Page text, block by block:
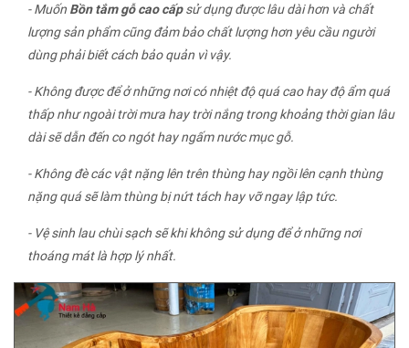
- Muốn Bồn tắm gỗ cao cấpsử dụng được lâu dài hơn và chất
lượng sản phẩm cũng đảm bảo chất lượng hơn yêu cầu người
dùng phải biết cách bảo quản vì vậy.
- Không được để ở những nơi có nhiệt độ quá cao hay độ ẩm quá
thấp như ngoài trời mưa hay trời nắng trong khoảng thời gian lâu
dài sẽ dẫn đến co ngót hay ngấm nước mục gỗ.
- Không đè các vật nặng lên trên thùng hay ngồi lên cạnh thùng
nặng quá sẽ làm thùng bị nứt tách hay vỡ ngay lập tức.
- Vệ sinh lau chùi sạch sẽ khi không sử dụng để ở những nơi
thoáng mát là hợp lý nhất.